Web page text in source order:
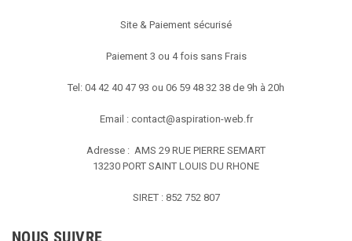
Site & Paiement sécurisé
Paiement 3 ou 4 fois sans Frais
Tel: 04 42 40 47 93 ou 06 59 48 32 38 de 9h à 20h
Email : contact@aspiration-web.fr
Adresse : AMS 29 RUE PIERRE SEMART
13230 PORT SAINT LOUIS DU RHONE
SIRET : 852 752 807